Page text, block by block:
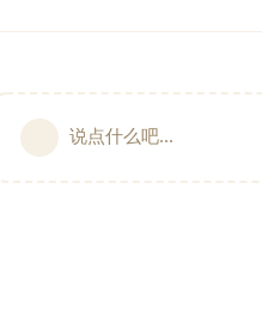
说点什么吧...